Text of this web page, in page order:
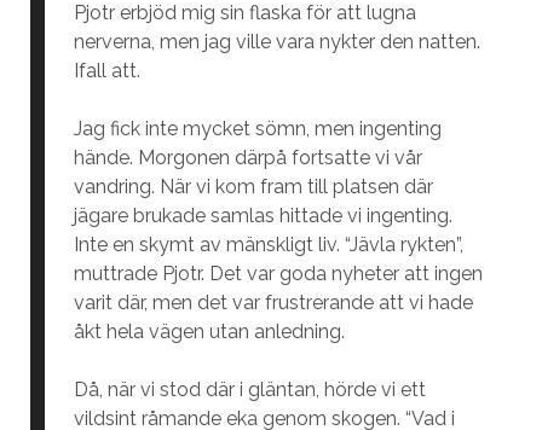
Pjotr erbjöd mig sin flaska för att lugna
nerverna, men jag ville vara nykter den natten.
Ifall att.
Jag fick inte mycket sömn, men ingenting
hände. Morgonen därpå fortsatte vi vår
vandring. När vi kom fram till platsen där
jägare brukade samlas hittade vi ingenting.
Inte en skymt av mänskligt liv. “Jävla rykten”,
muttrade Pjotr. Det var goda nyheter att ingen
varit där, men det var frustrerande att vi hade
åkt hela vägen utan anledning.
Då, när vi stod där i gläntan, hörde vi ett
vildsint råmande eka genom skogen. “Vad i